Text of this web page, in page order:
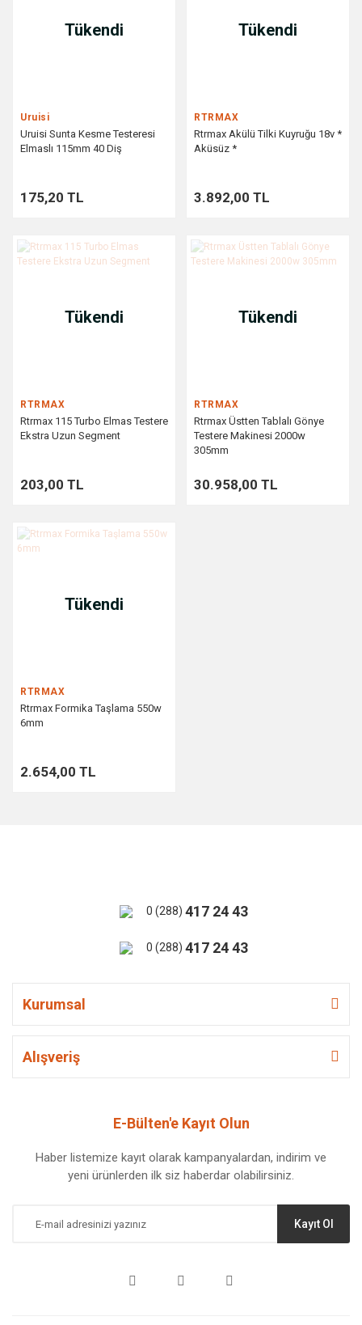
Tükendi
Uruisi
Uruisi Sunta Kesme Testeresi
Elmaslı 115mm 40 Diş
175,20 TL
Tükendi
RTRMAX
Rtrmax Akülü Tilki Kuyruğu 18v *
Aküsüz *
3.892,00 TL
Tükendi
RTRMAX
Rtrmax 115 Turbo Elmas Testere
Ekstra Uzun Segment
203,00 TL
Tükendi
RTRMAX
Rtrmax Üstten Tablalı Gönye
Testere Makinesi 2000w
305mm
30.958,00 TL
Tükendi
RTRMAX
Rtrmax Formika Taşlama 550w
6mm
2.654,00 TL
0 (288) 417 24 43
0 (288) 417 24 43
Kurumsal
Alışveriş
E-Bülten'e Kayıt Olun
Haber listemize kayıt olarak kampanyalardan, indirim ve
yeni ürünlerden ilk siz haberdar olabilirsiniz.
Kayıt Ol